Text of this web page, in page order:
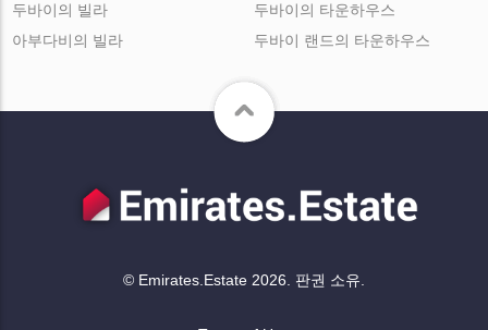
두바이의 빌라
아부다비의 빌라
두바이의 타운하우스
두바이 랜드의 타운하우스
© Emirates.Estate 2026. 판권 소유.